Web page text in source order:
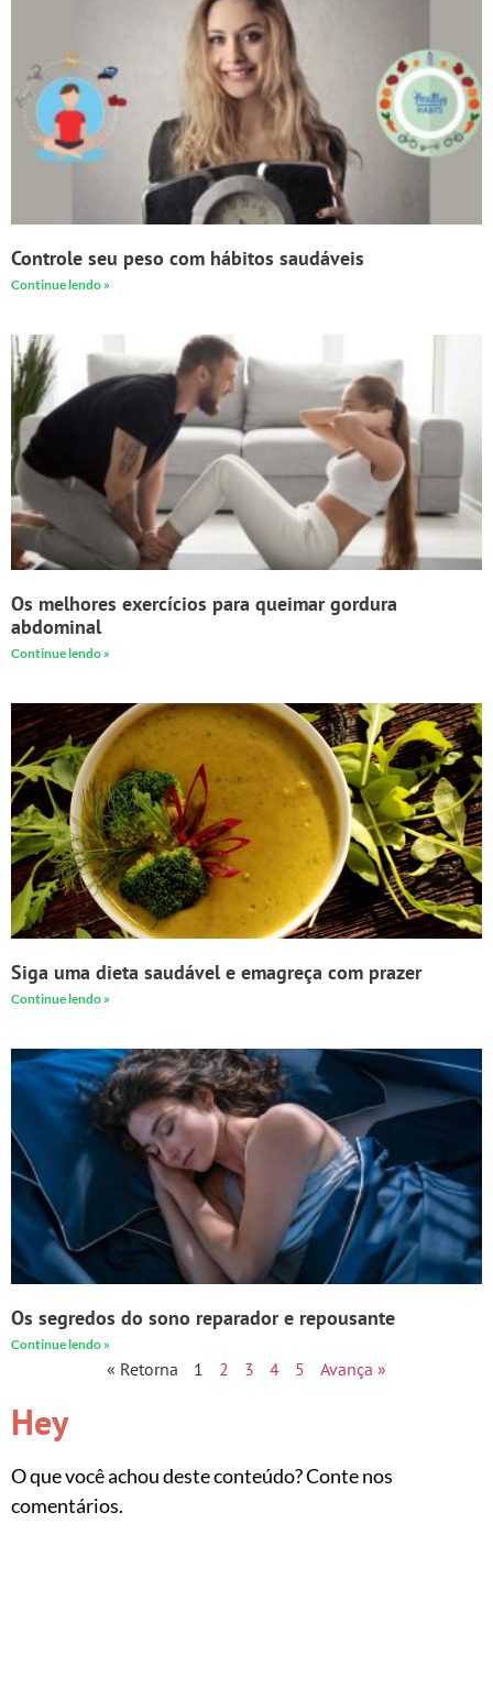
Controle seu peso com hábitos saudáveis
Continue lendo »
Os melhores exercícios para queimar gordura
abdominal
Continue lendo »
Siga uma dieta saudável e emagreça com prazer
Continue lendo »
Os segredos do sono reparador e repousante
Continue lendo »
« Retorna 1 2 3 4 5 Avança »
Hey
O que você achou deste conteúdo? Conte nos
comentários.